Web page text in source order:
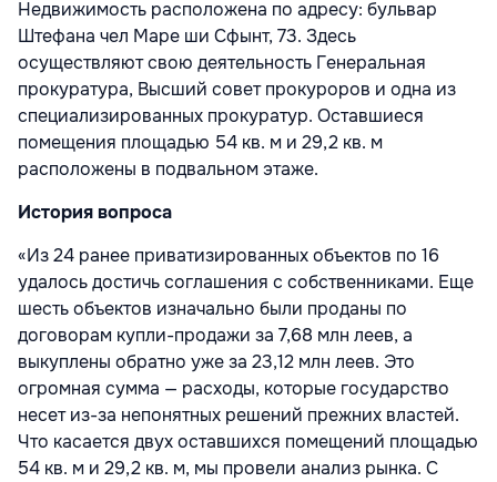
Недвижимость расположена по адресу: бульвар
Штефана чел Маре ши Сфынт, 73. Здесь
осуществляют свою деятельность Генеральная
прокуратура, Высший совет прокуроров и одна из
специализированных прокуратур. Оставшиеся
помещения площадью 54 кв. м и 29,2 кв. м
расположены в подвальном этаже.
История вопроса
«Из 24 ранее приватизированных объектов по 16
удалось достичь соглашения с собственниками. Еще
шесть объектов изначально были проданы по
договорам купли-продажи за 7,68 млн леев, а
выкуплены обратно уже за 23,12 млн леев. Это
огромная сумма — расходы, которые государство
несет из-за непонятных решений прежних властей.
Что касается двух оставшихся помещений площадью
54 кв. м и 29,2 кв. м, мы провели анализ рынка. С